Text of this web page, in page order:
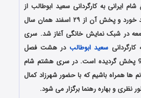
ایرانی به کارگردانی سعید ابوطالب از
زمستان سال ۱۳۹۸ کلید خورد و پخش آن از ۲۹ اسفند همان سال
در شبک نمایش خانگی آغاز شد. سری
سعید ابوطالب در هشت فصل
آماده شد که در سال 99 پخش گردیده است. در سری هشتم شام
با خانم ها همراه باشیم که با حضور شهرزاد کمال
نظری و بهاره رهنما برگزار می شود.